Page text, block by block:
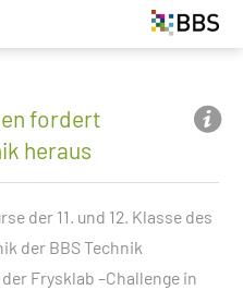
fordert
heraus
der 11. und 12. Klasse des
der BBS Technik
Frysklab –Challenge in